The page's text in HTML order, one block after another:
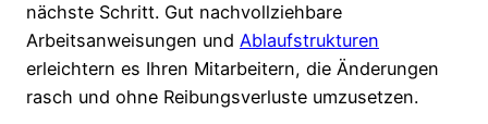
nächste Schritt. Gut nachvollziehbare
Arbeitsanweisungen und Ablaufstrukturen
erleichtern es Ihren Mitarbeitern, die Änderungen
rasch und ohne Reibungsverluste umzusetzen.